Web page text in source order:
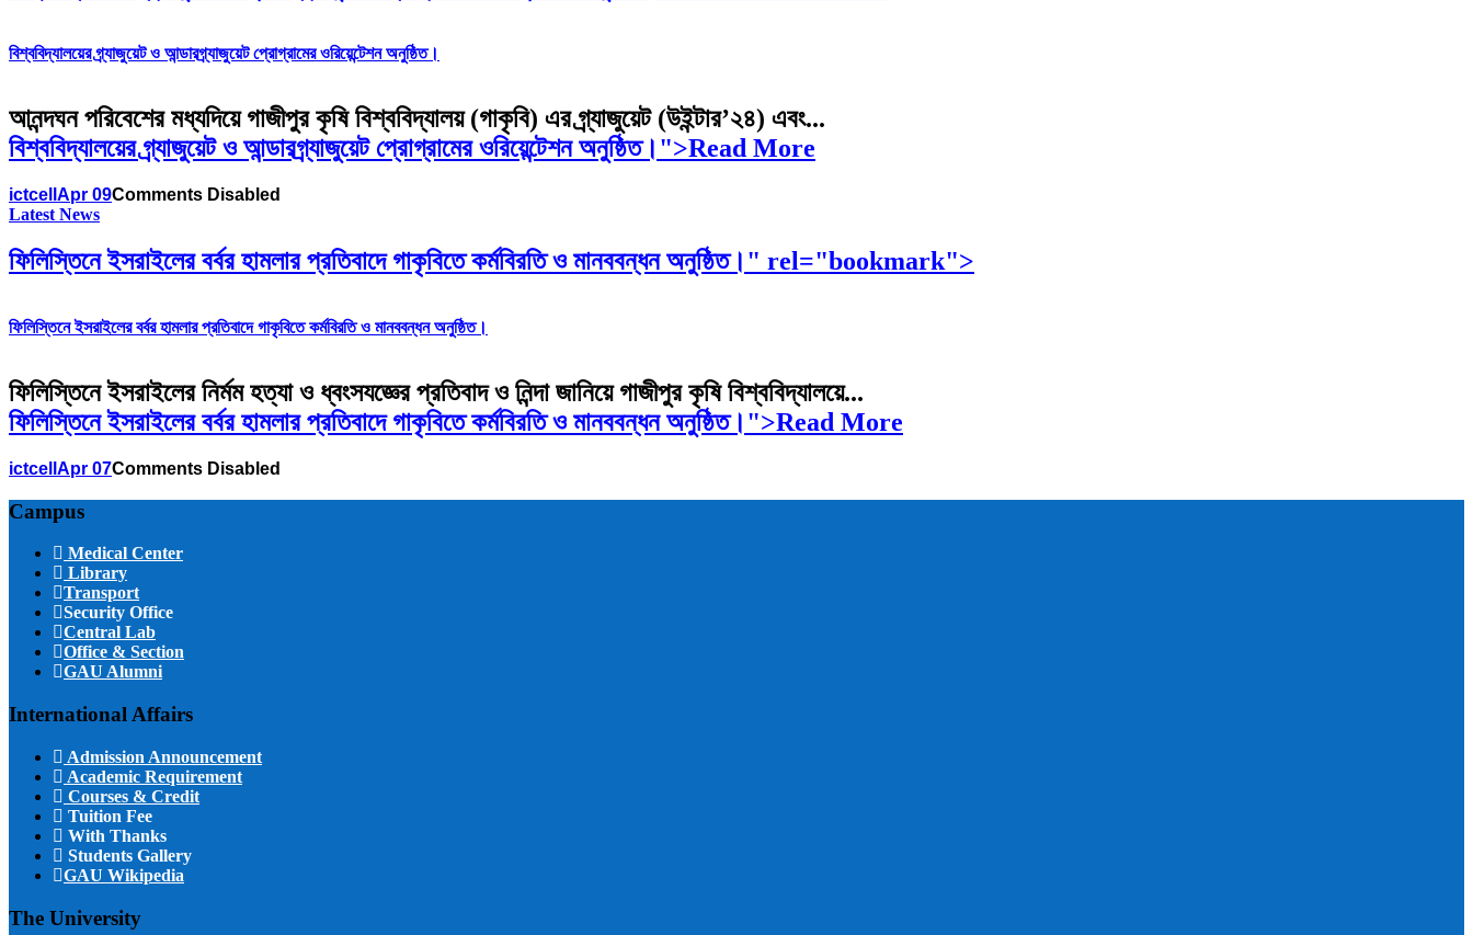
বিশ্ববিদ্যালয়ের গ্র্যাজুয়েট ও আন্ডারগ্র্যাজুয়েট প্রোগ্রামের ওরিয়েন্টেশন অনুষ্ঠিত।
আনন্দঘন পরিবেশের মধ্যদিয়ে গাজীপুর কৃষি বিশ্ববিদ্যালয় (গাকৃবি) এর গ্র্যাজুয়েট (উইন্টার’২৪) এবং...
বিশ্ববিদ্যালয়ের গ্র্যাজুয়েট ও আন্ডারগ্র্যাজুয়েট প্রোগ্রামের ওরিয়েন্টেশন অনুষ্ঠিত।">Read More
ictcell Apr 09Comments Disabled
Latest News
ফিলিস্তিনে ইসরাইলের বর্বর হামলার প্রতিবাদে গাকৃবিতে কর্মবিরতি ও মানববন্ধন অনুষ্ঠিত।" rel="bookmark">
ফিলিস্তিনে ইসরাইলের বর্বর হামলার প্রতিবাদে গাকৃবিতে কর্মবিরতি ও মানববন্ধন অনুষ্ঠিত।
ফিলিস্তিনে ইসরাইলের নির্মম হত্যা ও ধ্বংসযজ্ঞের প্রতিবাদ ও নিন্দা জানিয়ে গাজীপুর কৃষি বিশ্ববিদ্যালয়ে...
ফিলিস্তিনে ইসরাইলের বর্বর হামলার প্রতিবাদে গাকৃবিতে কর্মবিরতি ও মানববন্ধন অনুষ্ঠিত।">Read More
ictcell Apr 07Comments Disabled
Campus
Medical Center
Library
Transport
Security Office
Central Lab
Office & Section
GAU Alumni
International Affairs
Admission Announcement
Academic Requirement
Courses & Credit
Tuition Fee
With Thanks
Students Gallery
GAU Wikipedia
The University